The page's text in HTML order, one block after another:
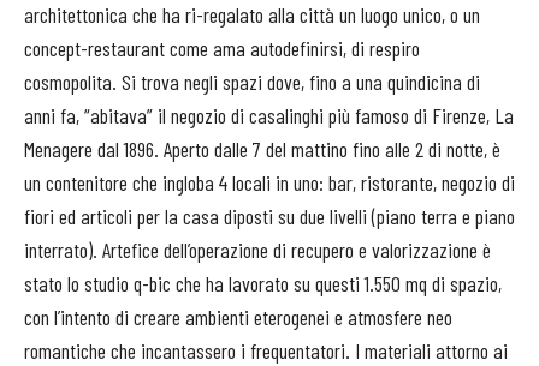
architettonica che ha ri-regalato alla città un luogo unico, o un
concept-restaurant come ama autodefinirsi, di respiro
cosmopolita. Si trova negli spazi dove, fino a una quindicina di
anni fa, “abitava” il negozio di casalinghi più famoso di Firenze, La
Menagere dal 1896. Aperto dalle 7 del mattino fino alle 2 di notte, è
un contenitore che ingloba 4 locali in uno: bar, ristorante, negozio di
fiori ed articoli per la casa diposti su due livelli (piano terra e piano
interrato). Artefice dell’operazione di recupero e valorizzazione è
stato lo studio q-bic che ha lavorato su questi 1.550 mq di spazio,
con l’intento di creare ambienti eterogenei e atmosfere neo
romantiche che incantassero i frequentatori. I materiali attorno ai